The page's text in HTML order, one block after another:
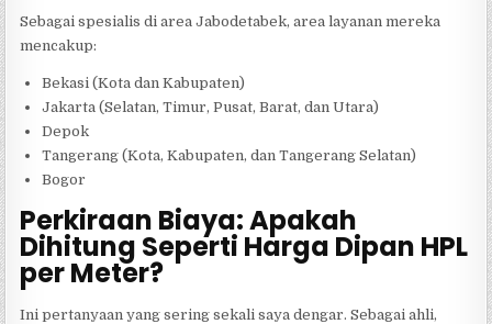
Sebagai spesialis di area Jabodetabek, area layanan mereka
mencakup:
Bekasi (Kota dan Kabupaten)
Jakarta (Selatan, Timur, Pusat, Barat, dan Utara)
Depok
Tangerang (Kota, Kabupaten, dan Tangerang Selatan)
Bogor
Perkiraan Biaya: Apakah
Dihitung Seperti Harga Dipan HPL
per Meter?
Ini pertanyaan yang sering sekali saya dengar. Sebagai ahli,